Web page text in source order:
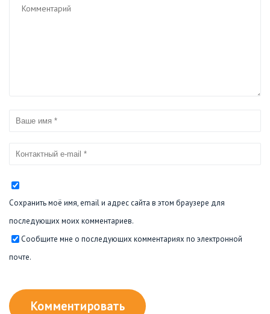
Сохранить моё имя, email и адрес сайта в этом браузере для
последующих моих комментариев.
Сообщите мне о последующих комментариях по электронной
почте.